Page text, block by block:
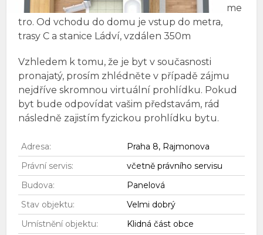
me
tro. Od vchodu do domu je vstup do metra,
trasy C a stanice Ládví, vzdálen 350m
Vzhledem k tomu, že je byt v současnosti
pronajatý, prosím zhlédněte v případě zájmu
nejdříve skromnou virtuální prohlídku. Pokud
byt bude odpovídat vašim představám, rád
následně zajistím fyzickou prohlídku bytu.
Adresa:
Praha 8, Rajmonova
Právní servis:
včetně právního servisu
Budova:
Panelová
Stav objektu:
Velmi dobrý
Umístnění objektu:
Klidná část obce